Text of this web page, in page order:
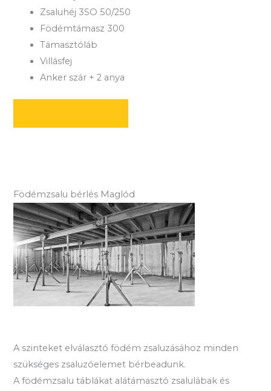
Zsaluhéj 3SO 50/250
Födémtámasz 300
Támasztóláb
Villásfej
Anker szár + 2 anya
Födémzsalu bérlés Maglód
A szinteket elválasztó födém zsaluzásához minden
szükséges zsaluzóelemet bérbeadunk.
A födémzsalu táblákat alátámasztó zsalulábak és